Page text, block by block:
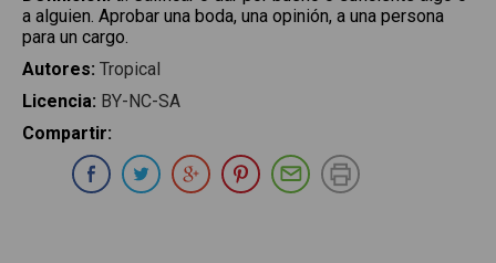
a alguien. Aprobar una boda, una opinión, a una persona
para un cargo.
Autores: Tropical
Licencia: BY-NC-SA
Compartir:
Compartir en Whatsapp
Compartir en Facebook
Compartir en Twitter
Compartir en Google Plus
Compartir en Pinterest
Compartir por E-